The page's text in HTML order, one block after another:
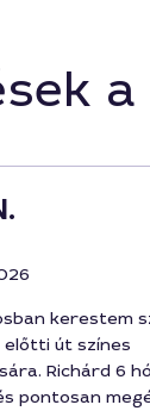
kerestem
út színes
Richárd 6
pontosan